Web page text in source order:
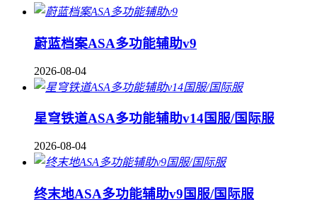
蔚蓝档案ASA多功能辅助v9
2026-08-04
星穹铁道ASA多功能辅助v14国服/国际服
2026-08-04
终末地ASA多功能辅助v9国服/国际服